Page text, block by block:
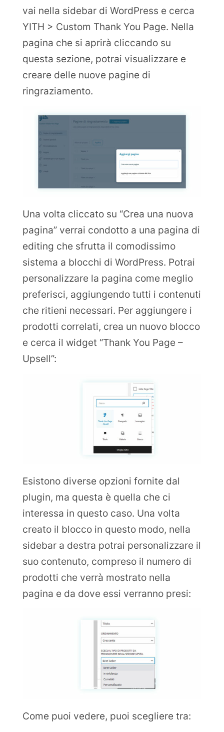
vai nella sidebar di WordPress e cerca
YITH > Custom Thank You Page. Nella
pagina che si aprirà cliccando su
questa sezione, potrai visualizzare e
creare delle nuove pagine di
ringraziamento.
Una volta cliccato su “Crea una nuova
pagina” verrai condotto a una pagina di
editing che sfrutta il comodissimo
sistema a blocchi di WordPress. Potrai
personalizzare la pagina come meglio
preferisci, aggiungendo tutti i contenuti
che ritieni necessari. Per aggiungere i
prodotti correlati, crea un nuovo blocco
e cerca il widget “Thank You Page –
Upsell”:
Esistono diverse opzioni fornite dal
plugin, ma questa è quella che ci
interessa in questo caso. Una volta
creato il blocco in questo modo, nella
sidebar a destra potrai personalizzare il
suo contenuto, compreso il numero di
prodotti che verrà mostrato nella
pagina e da dove essi verranno presi:
Come puoi vedere, puoi scegliere tra: